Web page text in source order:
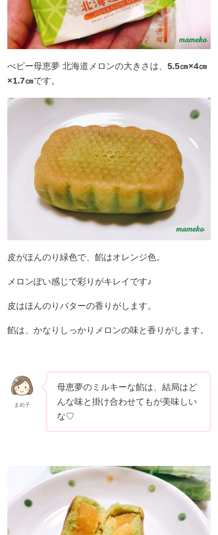
べピー母恵夢 北海道メロンの大きさは、 5.5㎝×4㎝
×1.7㎝です。
皮がほんのり緑色で、餡はオレンジ色。
メロンぽい感じで彩りがキレイです♪
皮はほんのりバターの香りがします。
餡は、かなりしっかりメロンの味と香りがします。
まめ子
母恵夢のミルキーな餡は、結局はど
んな味と掛け合わせてもが美味しい
な♡